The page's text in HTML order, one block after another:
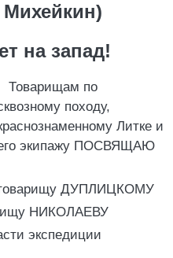
на запад!
Товарищам по
походу,
Литке и
экипажу ПОСВЯЩАЮ
товарищу ДУПЛИЦКОМУ
НИКОЛАЕВУ
экспедиции